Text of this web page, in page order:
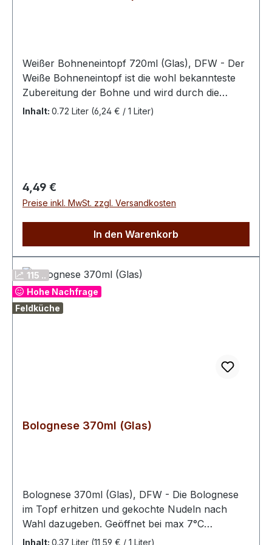
Weißer Bohneneintopf 720ml (Glas), DFW - Der
Weiße Bohneneintopf ist die wohl bekannteste
Zubereitung der Bohne und wird durch die
Zugabe von Kasseler zur deftigen
Suppengemüse in veränderlichen
Gewichtsanteilen (Möhren, Sellerie, Porree), 5%
Kasseler (Schweinefleisch, Salz,
Konservierungsstoff: Natriumnitrit, Rauch),
Gewürze.Nährwerte:Durchschnittliche
Nährwerte je 100 g Brennwert 522kj/125kcalFett
3,0g -davon gesättigte Fettsäuren
0,9gKohlenhydrate 12,9g- davon Zucker
Inhalt: 0.72 Liter (6,24 € / 1 Liter)
Regulärer Preis:
4,49 €
Preise inkl. MwSt. zzgl. Versandkosten
In den Warenkorb
115 ..
Hohe Nachfrage
Feldküche
Bolognese 370ml (Glas)
Bolognese 370ml (Glas), DFW - Die Bolognese
im Topf erhitzen und gekochte Nudeln nach
Wahl dazugeben. Geöffnet bei max 7°C
aufbewahren, innerhalb von 3 Tagen
Inhalt: 0.37 Liter (11,59 € / 1 Liter)